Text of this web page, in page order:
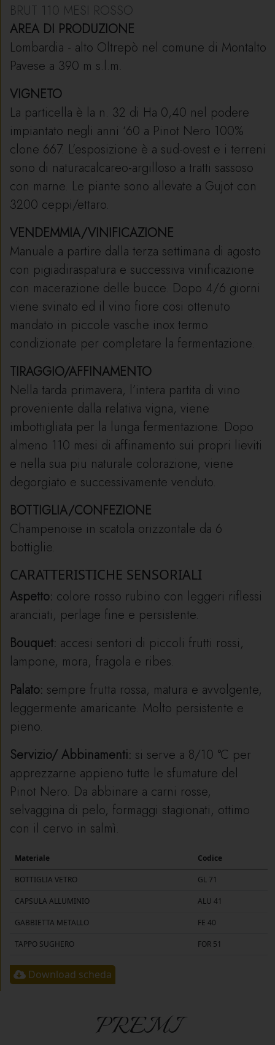
BRUT 110 MESI ROSSO
AREA DI PRODUZIONE
Lombardia - alto Oltrepò nel comune di Montalto
Pavese a 390 m s.l.m.
VIGNETO
La particella è la n. 32 di Ha 0,40 nel podere
impiantato negli anni ‘60 a Pinot Nero 100%
clone 667. L’esposizione è a sud-ovest e i terreni
sono di naturacalcareo-argilloso a tratti sassoso
con marne. Le piante sono allevate a Gujot con
3200 ceppi/ettaro.
VENDEMMIA/VINIFICAZIONE
Manuale a partire dalla terza settimana di agosto
con pigiadiraspatura e successiva vinificazione
con macerazione delle bucce. Dopo 4/6 giorni
viene svinato ed il vino fiore cosi ottenuto
mandato in piccole vasche inox termo
condizionate per completare la fermentazione.
TIRAGGIO/AFFINAMENTO
Nella tarda primavera, l’intera partita di vino
proveniente dalla relativa vigna, viene
imbottigliata per la lunga fermentazione. Dopo
almeno 110 mesi di affinamento sui propri lieviti
e nella sua piu naturale colorazione, viene
degorgiato e successivamente venduto.
BOTTIGLIA/CONFEZIONE
Champenoise in scatola orizzontale da 6
bottiglie.
CARATTERISTICHE SENSORIALI
Aspetto: colore rosso rubino con leggeri riflessi
aranciati, perlage fine e persistente.
Bouquet: accesi sentori di piccoli frutti rossi,
lampone, mora, fragola e ribes.
Palato: sempre frutta rossa, matura e avvolgente,
leggermente amaricante. Molto persistente e
pieno.
Servizio/ Abbinamenti: si serve a 8/10 °C per
apprezzarne appieno tutte le sfumature del
Pinot Nero. Da abbinare a carni rosse,
selvaggina di pelo, formaggi stagionati, ottimo
con il cervo in salmì.
Materiale Codice
BOTTIGLIA VETRO GL 71
CAPSULA ALLUMINIO ALU 41
GABBIETTA METALLO FE 40
TAPPO SUGHERO FOR 51
Download scheda
PREMI